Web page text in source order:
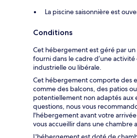
La piscine saisonnière est
Conditions
Cet hébergement est géré par
fourni dans le cadre d’une
industrielle ou libérale.
Cet hébergement comporte des
comme des balcons, des patios
potentiellement non adaptés aux
questions, nous vous
l'hébergement avant votre
vous accueillir dans une chambre